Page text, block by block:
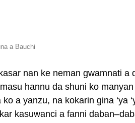
a Bauchi
nan ke neman gwamnati a
hannu da shuni ko
a yanzu, na kokarin gina ‘ya
kasuwanci a fanni